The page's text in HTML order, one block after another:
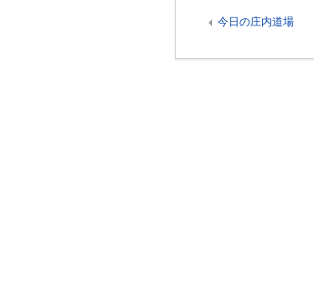
今日の庄内道場